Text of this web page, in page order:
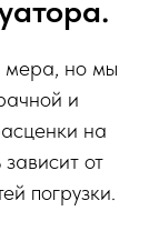
мера, но мы
и
на
от
погрузки.